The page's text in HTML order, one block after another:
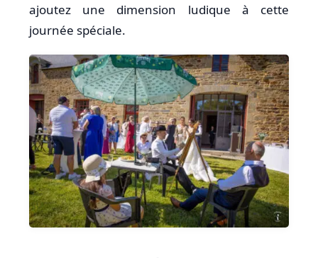
ajoutez une dimension ludique à cette
journée spéciale.